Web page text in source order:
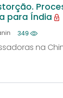
para Índia
349
na